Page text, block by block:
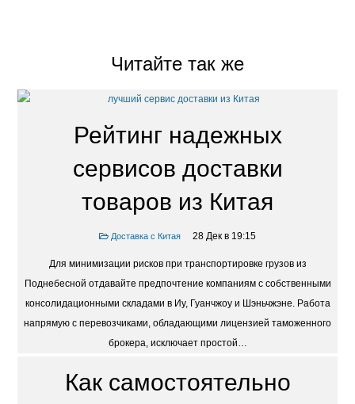
Читайте так же
Рейтинг надежных
сервисов доставки
товаров из Китая
Доставка с Китая 28 Дек в 19:15
Для минимизации рисков при транспортировке грузов из
Поднебесной отдавайте предпочтение компаниям с собственными
консолидационными складами в Иу, Гуанчжоу и Шэньчжэне. Работа
напрямую с перевозчиками, обладающими лицензией таможенного
брокера, исключает простой…
Как самостоятельно